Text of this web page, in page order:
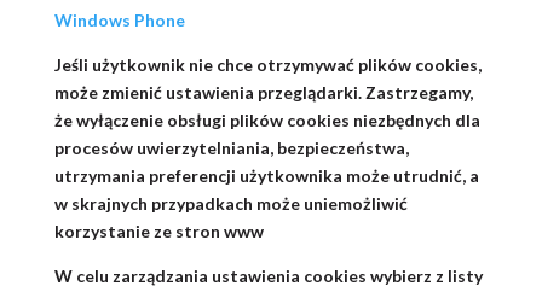
Windows Phone
Jeśli użytkownik nie chce otrzymywać plików cookies,
może zmienić ustawienia przeglądarki. Zastrzegamy,
że wyłączenie obsługi plików cookies niezbędnych dla
procesów uwierzytelniania, bezpieczeństwa,
utrzymania preferencji użytkownika może utrudnić, a
w skrajnych przypadkach może uniemożliwić
korzystanie ze stron www
W celu zarządzania ustawienia cookies wybierz z listy